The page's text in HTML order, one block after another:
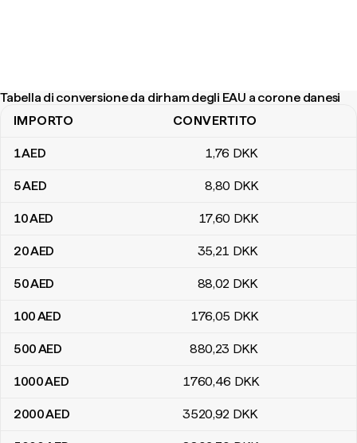
Tabella di conversione da dirham degli EAU a corone danesi
Tabella di conversione da dirham degli EAU a corone danesi
IMPORTO CONVERTITO
1AED 1,76 DKK
5AED 8,80 DKK
10AED 17,60 DKK
20AED 35,21 DKK
50AED 88,02 DKK
100AED 176,05 DKK
500AED 880,23 DKK
1000AED 1760,46 DKK
2000AED 3520,92 DKK